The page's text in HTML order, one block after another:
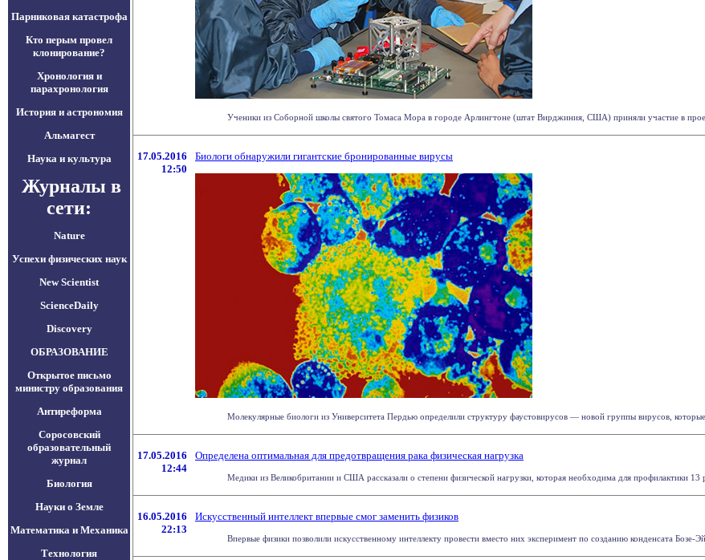
Парниковая катастрофа
Кто перым провел
клонирование?
Хронология и
парахронология
История и астрономия
Альмагест
Наука и культура
Журналы в
сети:
Nature
Успехи физических наук
New Scientist
ScienceDaily
Discovery
ОБРАЗОВАНИЕ
Открытое письмо
министру образования
Антиреформа
Соросовский
образовательный
журнал
Биология
Науки о Земле
Математика и Механика
Технология
Ученики из Соборной школы святого Томаса Мора в городе Арлингтоне (штат Вирджиния, США) приняли участие в
17.05.2016
12:50
Биологи обнаружили гигантские бронированные вирусы
Молекулярные биологи из Университета Пердью определили структуру фаустовирусов — новой группы вирусов,
17.05.2016
12:44
Определена оптимальная для предотвращения рака физическая нагрузка
Медики из Великобритании и США рассказали о степени физической нагрузки, которая необходима для профилактики 13
16.05.2016
22:13
Искусственный интеллект впервые смог заменить физиков
Впервые физики позволили искусственному интеллекту провести вместо них эксперимент по созданию конденсата Бозе-